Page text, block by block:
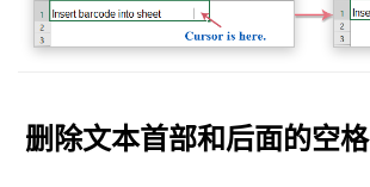
删除文本首部和后面的空格